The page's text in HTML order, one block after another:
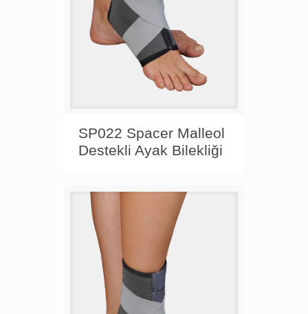
SP022 Spacer Malleol
Destekli Ayak Bilekliği